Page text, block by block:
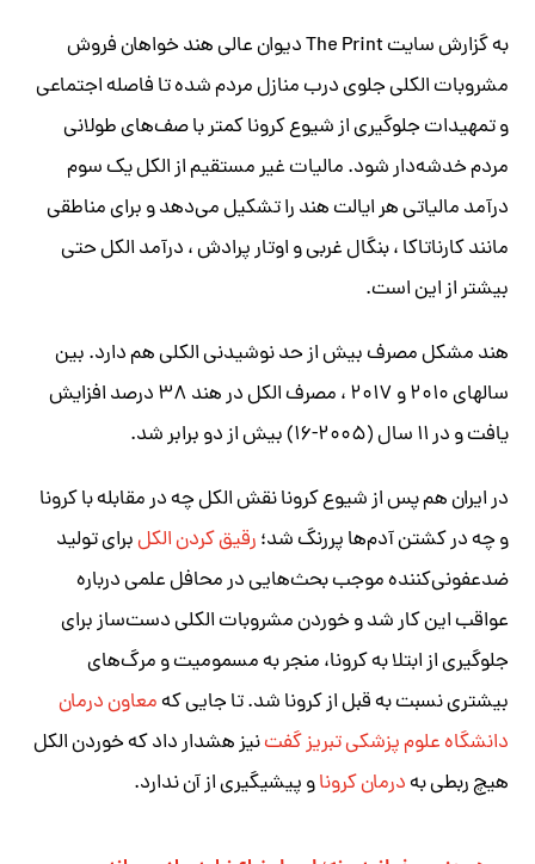
به گزارش سایت The Print دیوان عالی هند خواهان فروش
مشروبات الکلی جلوی درب منازل مردم شده تا فاصله اجتماعی
و تمهیدات جلوگیری از شیوع کرونا کمتر با صف‌های طولانی
مردم خدشه‌دار شود. مالیات غیر مستقیم از الکل یک سوم
درآمد مالیاتی هر ایالت هند را تشکیل می‌دهد و برای مناطقی
مانند کارناتاکا ، بنگال غربی و اوتار پرادش ، درآمد الکل حتی
بیشتر از این است.
هند مشکل مصرف بیش از حد نوشیدنی الکلی هم دارد. بین
سالهای ۲۰۱۰ و ۲۰۱۷ ، مصرف الکل در هند ۳۸ درصد افزایش
یافت و در ۱۱ سال (۲۰۰۵-۱۶) بیش از دو برابر شد.
در ایران هم پس از شیوع کرونا نقش الکل چه در مقابله با کرونا
و چه در کشتن آدم‌ها پررنگ‌ شد؛رقیق کردن الکلبرای تولید
ضدعفونی‌کننده موجب بحث‌هایی در محافل علمی درباره
عواقب این کار شد و خوردن مشروبات الکلی دست‌ساز برای
جلوگیری از ابتلا به کرونا، منجر به مسمومیت‌ و مرگ‌های
بیشتری نسبت به قبل از کرونا شد. تا جایی کهمعاون درمان
دانشگاه علوم پزشکی تبریز گفتنیز هشدار داد که خوردن الکل
هیچ ربطی بهدرمان کروناو پیشیگیری از آن ندارد.